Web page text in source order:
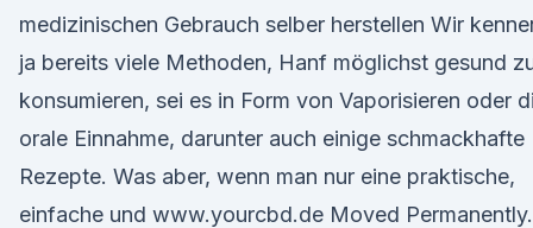
medizinischen Gebrauch selber herstellen Wir
ja bereits viele Methoden, Hanf möglichst gesund
konsumieren, sei es in Form von Vaporisieren oder
orale Einnahme, darunter auch einige schmackhafte
Rezepte. Was aber, wenn man nur eine praktische,
einfache und www.yourcbd.de Moved Permanently.